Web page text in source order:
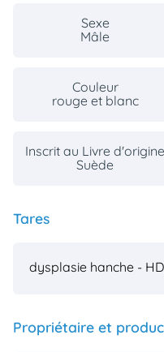
Assurances
Sexe
Mâle
Couleur
rouge et blanc
Inscrit au Livre d'origine
Suède
Tares
dysplasie hanche -
Propriétaire et